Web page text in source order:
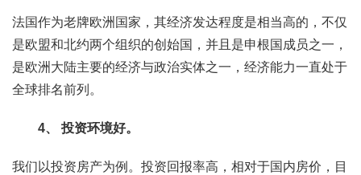
法国作为老牌欧洲国家，其经济发达程度是相当高的，不仅
是欧盟和北约两个组织的创始国，并且是申根国成员之一，
是欧洲大陆主要的经济与政治实体之一，经济能力一直处于
全球排名前列。
4、 投资环境好。
我们以投资房产为例。投资回报率高，相对于国内房价，目